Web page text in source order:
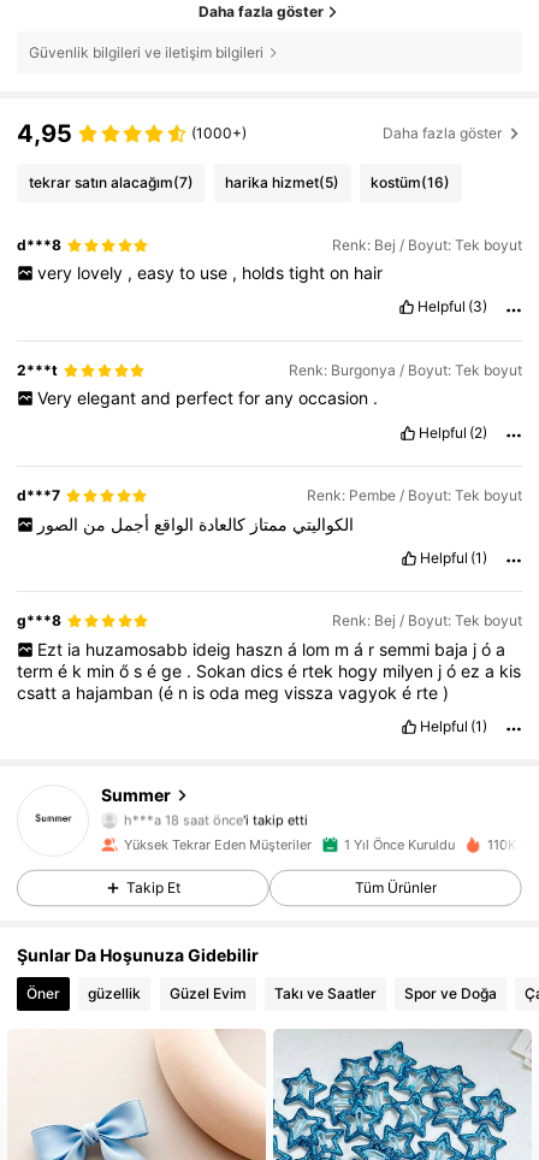
Daha fazla göster
Güvenlik bilgileri ve iletişim bilgileri
4,95 (1000+) Daha fazla göster
tekrar satın alacağım(7) harika hizmet(5) kostüm(16)
d***8 Renk: Bej / Boyut: Tek boyut
very lovely , easy to use , holds tight on hair
Helpful (3)
2***t Renk: Burgonya / Boyut: Tek boyut
Very elegant and perfect for any occasion .
Helpful (2)
d***7 Renk: Pembe / Boyut: Tek boyut
الكواليتي ممتازكالعادة الواقع أجمل من الصور
Helpful (1)
g***8 Renk: Bej / Boyut: Tek boyut
Ezt ia huzamosabb ideig haszn á lom m á r semmi baja j ó a
termé k minősége . Sokandicsé rtek hogy milyen jóeza kis
csatta hajamban (é n isoda megvisszavagyoké rte)
Helpful (1)
Summer
4,93
5.2K Takipçiler
h***a 18 saat önce'i takip etti
4,93
5.2K Takipçiler
4,93 5.2K Takipçiler
4,93 5.2K Takipçiler
4,93 5.2K Takipçiler
5.2K Takipçiler
5.2K Takipçiler
4,93 5.2K Takipçiler
Yüksek Tekrar Eden Müşteriler 1 Yıl Önce Kuruldu 110K
Takip Et Tüm Ürünler
Şunlar Da Hoşunuza Gidebilir
Öner güzellik Güzel Evim Takı ve Saatler Spor ve Doğa